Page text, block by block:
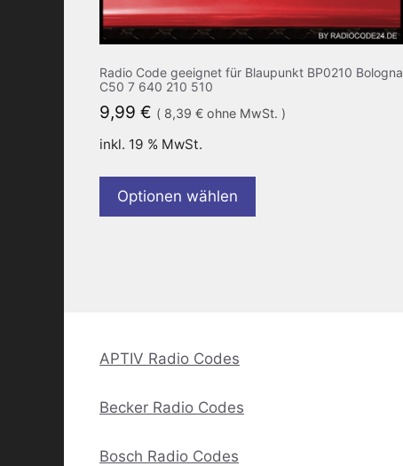
Radio Code geeignet für Blaupunkt BP0210 Bologna
C50 7 640 210 510
9,99 € ( 8,39 € ohne MwSt. )
inkl. 19 % MwSt.
Optionen wählen
APTIV Radio Codes
Becker Radio Codes
Bosch Radio Codes